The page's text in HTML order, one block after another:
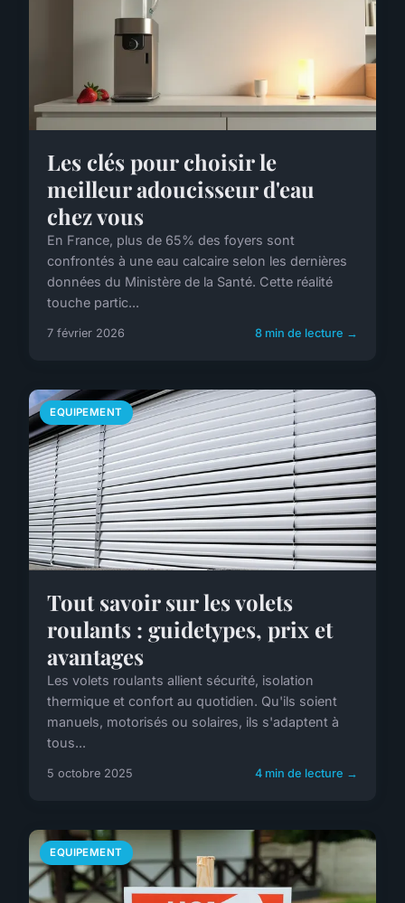
Les clés pour choisir le
meilleur adoucisseur d'eau
chez vous
En France, plus de 65% des foyers sont
confrontés à une eau calcaire selon les dernières
données du Ministère de la Santé. Cette réalité
touche partic...
7 février 2026 8 min de lecture →
EQUIPEMENT
Tout savoir sur les volets
roulants : guidetypes, prix et
avantages
Les volets roulants allient sécurité, isolation
thermique et confort au quotidien. Qu'ils soient
manuels, motorisés ou solaires, ils s'adaptent à
tous...
5 octobre 2025 4 min de lecture →
EQUIPEMENT